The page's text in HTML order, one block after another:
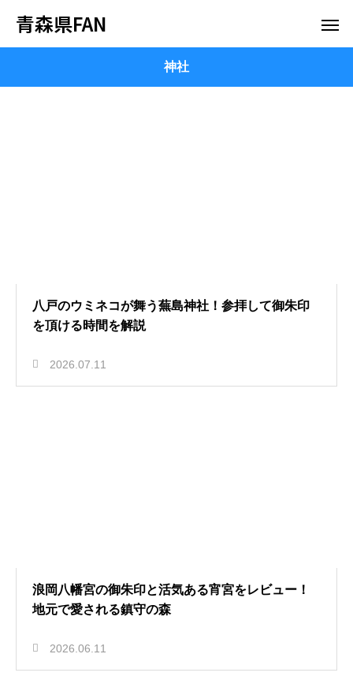
青森県FAN
神社
八戸のウミネコが舞う蕪島神社！参拝して御朱印
を頂ける時間を解説
2026.07.11
浪岡八幡宮の御朱印と活気ある宵宮をレビュー！
地元で愛される鎮守の森
2026.06.11